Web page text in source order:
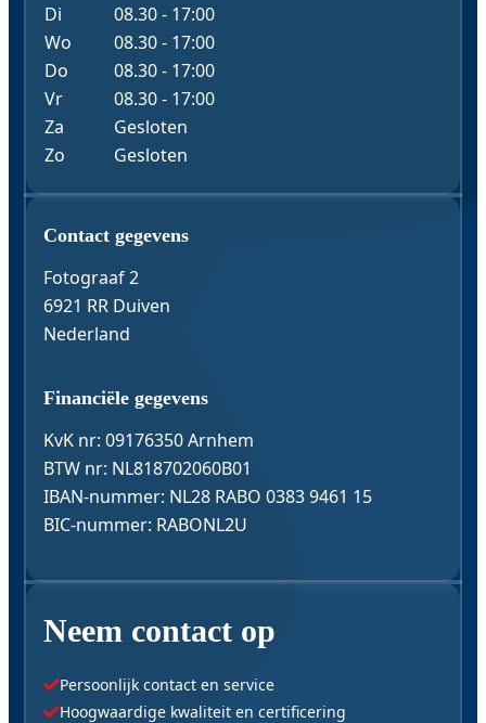
Di
08.30 - 17:00
Wo
08.30 - 17:00
Do
08.30 - 17:00
Vr
08.30 - 17:00
Za
Gesloten
Zo
Gesloten
Contact & Gegevens
Contact gegevens
Fotograaf 2
6921 RR Duiven
Nederland
Financiële gegevens
KvK nr: 09176350 Arnhem
BTW nr: NL818702060B01
IBAN-nummer: NL28 RABO 0383 9461 15
BIC-nummer: RABONL2U
Neem contact op
Persoonlijk contact en service
Hoogwaardige kwaliteit en certificering